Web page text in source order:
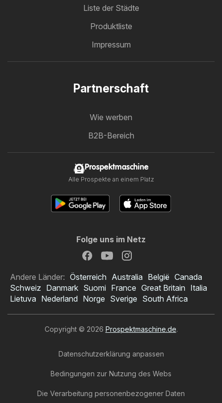
Liste der Städte
Produktliste
Impressum
Partnerschaft
Wie werben
B2B-Bereich
Prospektmaschine
Alle Prospekte an einem Platz
Folge uns im Netz
Andere Länder: Österreich Australia België Canada
Schweiz Danmark Suomi France Great Britain Italia
Lietuva Nederland Norge Sverige South Africa
Copyright © 2026 Prospektmaschine.de.
Datenschutzerklärung anpassen
Bedingungen zur Nutzung des Webs
Die Verarbeitung personenbezogener Daten